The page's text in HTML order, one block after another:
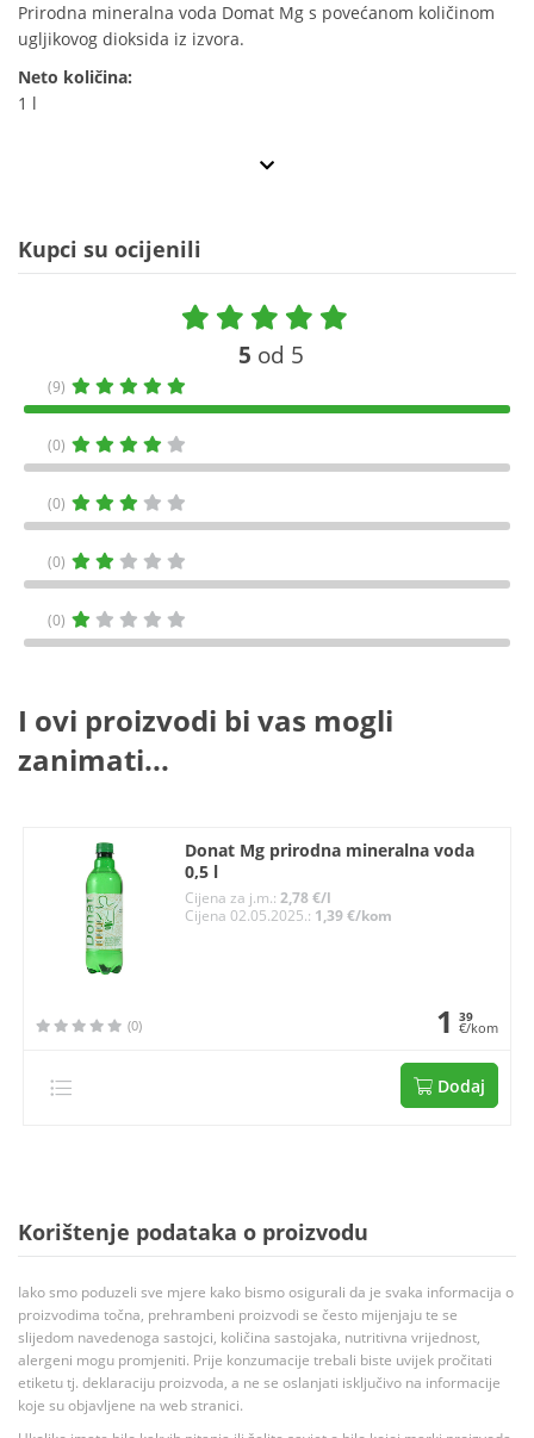
Prirodna mineralna voda Domat Mg s povećanom količinom
ugljikovog dioksida iz izvora.
Neto količina:
1 l
Kupci su ocijenili
5 od 5
(9)
(0)
(0)
(0)
(0)
I ovi proizvodi bi vas mogli
zanimati...
Donat Mg prirodna mineralna voda
0,5 l
Cijena za j.m.: 2,78 €/l
Cijena 02.05.2025.: 1,39 €/kom
(0) 1 39
€/kom
Dodaj
Korištenje podataka o proizvodu
Iako smo poduzeli sve mjere kako bismo osigurali da je svaka informacija o
proizvodima točna, prehrambeni proizvodi se često mijenjaju te se
slijedom navedenoga sastojci, količina sastojaka, nutritivna vrijednost,
alergeni mogu promjeniti. Prije konzumacije trebali biste uvijek pročitati
etiketu tj. deklaraciju proizvoda, a ne se oslanjati isključivo na informacije
koje su objavljene na web stranici.